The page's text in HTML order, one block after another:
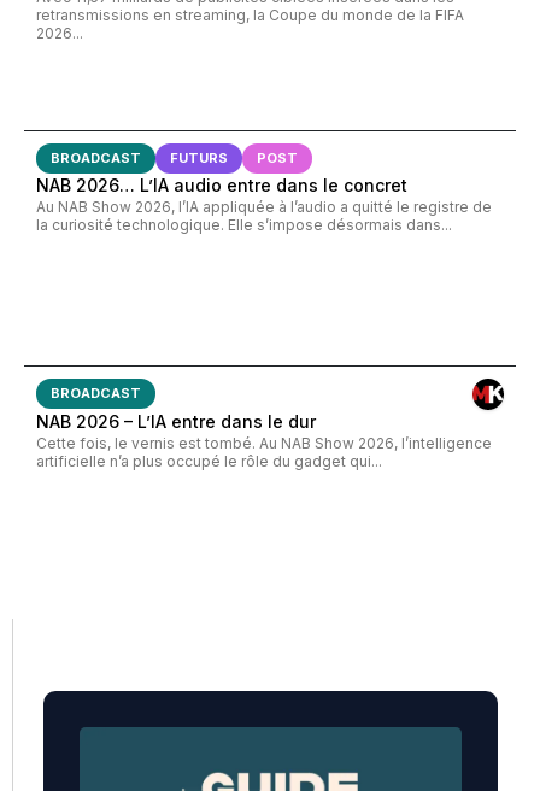
retransmissions en streaming, la Coupe du monde de la FIFA
2026...
BROADCAST FUTURS POST
NAB 2026… L’IA audio entre dans le concret
Au NAB Show 2026, l’IA appliquée à l’audio a quitté le registre de
la curiosité technologique. Elle s’impose désormais dans...
BROADCAST
NAB 2026 – L’IA entre dans le dur
Cette fois, le vernis est tombé. Au NAB Show 2026, l’intelligence
artificielle n’a plus occupé le rôle du gadget qui...